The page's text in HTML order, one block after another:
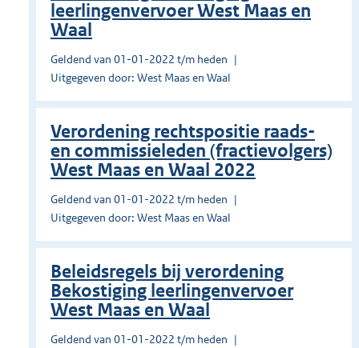
leerlingenvervoer West Maas en
Waal
Geldend van 01-01-2022 t/m heden
Uitgegeven door: West Maas en Waal
Verordening rechtspositie raads-
en commissieleden (fractievolgers)
West Maas en Waal 2022
Geldend van 01-01-2022 t/m heden
Uitgegeven door: West Maas en Waal
Beleidsregels bij verordening
Bekostiging leerlingenvervoer
West Maas en Waal
Geldend van 01-01-2022 t/m heden